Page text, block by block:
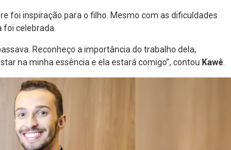
foi inspiração para o filho. Mesmo com as dificuldades
celebrada.
Reconheço a importância do trabalho dela,
na minha essência e ela estará comigo”, contou Kawê